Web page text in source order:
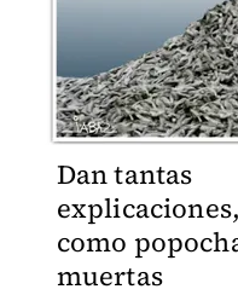
Dan tantas
explicaciones,
como
muertas